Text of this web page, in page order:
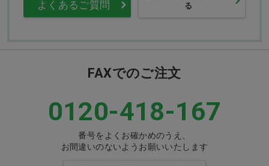
よくあるご質問
る
FAXでのご注文
0120-418-167
番号をよくお確かめのうえ、
お間違いのないようお願いいたします